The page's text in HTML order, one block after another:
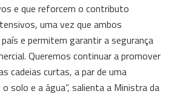
e que reforcem o contributo
uma vez que ambos
e permitem garantir a segurança
Queremos continuar a promover
cadeias curtas, a par de uma
solo e a água”, salienta a Ministra da